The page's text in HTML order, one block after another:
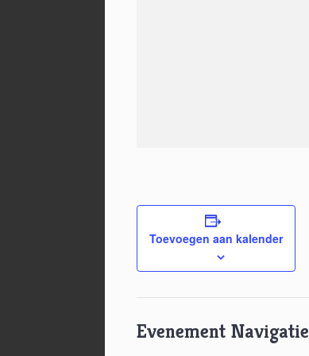
Toevoegen aan kalender
Evenement Navigatie